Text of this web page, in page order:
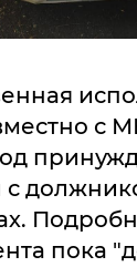
с
с
пока